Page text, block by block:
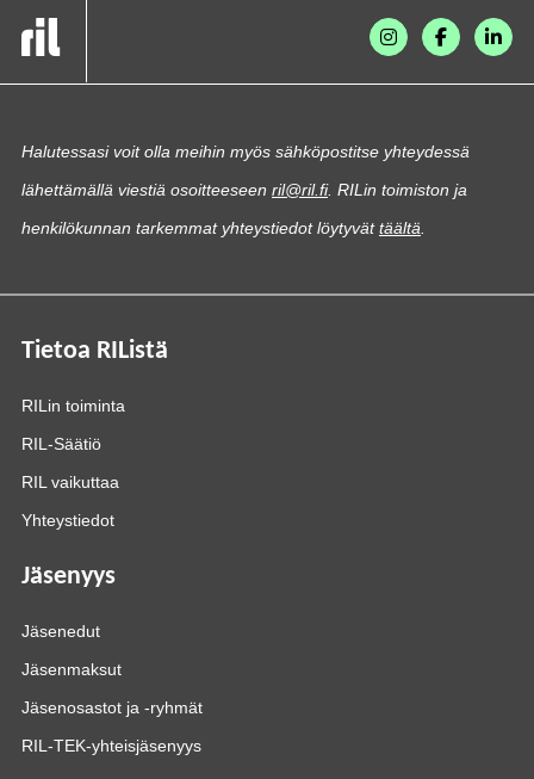
Halutessasi voit olla meihin myös sähköpostitse yhteydessä
lähettämällä viestiä osoitteeseen ril@ril.fi. RILin toimiston ja
henkilökunnan tarkemmat yhteystiedot löytyvättäältä
Tietoa RIListä
RILin toiminta
RIL-Säätiö
RIL vaikuttaa
Yhteystiedot
Jäsenyys
Jäsenedut
Jäsenmaksut
Jäsenosastot ja -ryhmät
RIL-TEK-yhteisjäsenyys